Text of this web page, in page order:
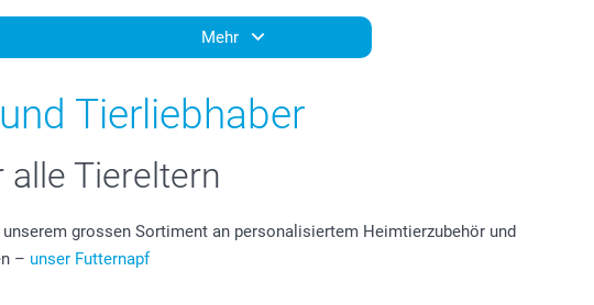
Mehr
Tierliebhaber
Tiereltern
grossen Sortiment an personalisiertem Heimtierzubehör und
– unser Futternapf